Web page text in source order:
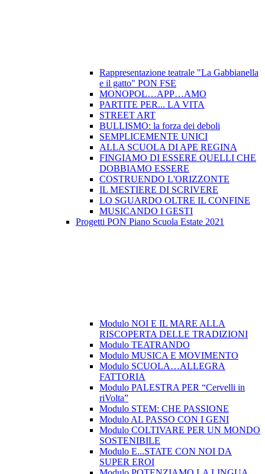
Rappresentazione teatrale "La Gabbianella
e il gatto" PON FSE
MONOPOL…APP…AMO
PARTITE PER... LA VITA
STREET ART
BULLISMO: la forza dei deboli
SEMPLICEMENTE UNICI
ALLA SCUOLA DI APE REGINA
FINGIAMO DI ESSERE QUELLI CHE
DOBBIAMO ESSERE
COSTRUENDO L'ORIZZONTE
IL MESTIERE DI SCRIVERE
LO SGUARDO OLTRE IL CONFINE
MUSICANDO I GESTI
Progetti PON Piano Scuola Estate 2021
Modulo NOI E IL MARE ALLA
RISCOPERTA DELLE TRADIZIONI
Modulo TEATRANDO
Modulo MUSICA E MOVIMENTO
Modulo SCUOLA…ALLEGRA
FATTORIA
Modulo PALESTRA PER “Cervelli in
riVolta”
Modulo STEM: CHE PASSIONE
Modulo AL PASSO CON I GENI
Modulo COLTIVARE PER UN MONDO
SOSTENIBILE
Modulo E...STATE CON NOI DA
SUPER EROI